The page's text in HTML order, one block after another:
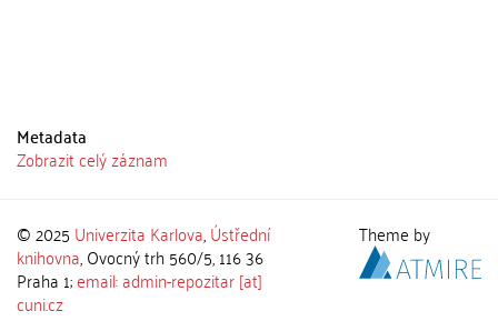
Metadata
Zobrazit celý záznam
© 2025 Univerzita Karlova,Ústřední
knihovna, Ovocný trh 560/5, 116 36
Praha 1;email: admin-repozitar [at]
cuni.cz
Theme by